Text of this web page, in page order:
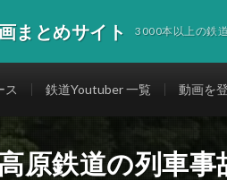
まとめサイト 3000本以上の鉄
ス 鉄道Youtuber 一覧 動画を
原鉄道の列車